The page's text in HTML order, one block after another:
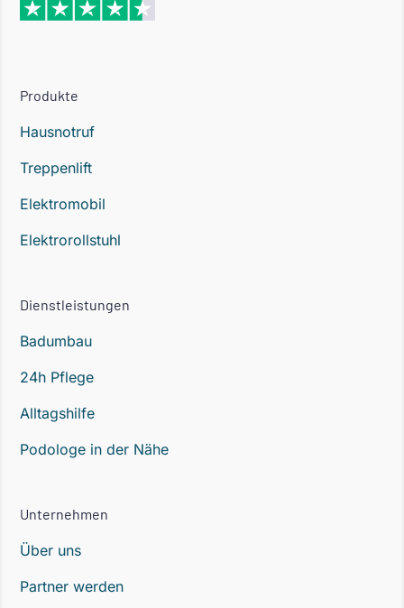
Produkte
Hausnotruf
Treppenlift
Elektromobil
Elektrorollstuhl
Dienstleistungen
Badumbau
24h Pflege
Alltagshilfe
Podologe in der Nähe
Unternehmen
Über uns
Partner werden